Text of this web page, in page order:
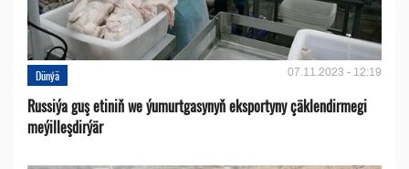
Dünýä 07.11.2023 - 12:19
Russiýa guş etiniň we ýumurtgasynyň eksportyny çäklendirmegi
meýilleşdirýär